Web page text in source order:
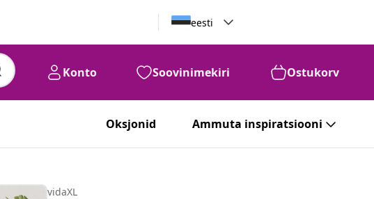
eesti
Konto Soovinimekiri Ostukorv
Oksjonid Ammuta inspiratsiooni
vidaXL